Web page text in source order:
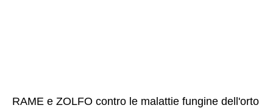
RAME e ZOLFO contro le malattie fungine dell'orto